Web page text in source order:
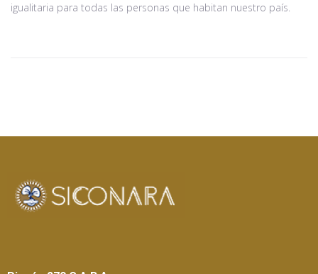
igualitaria para todas las personas que habitan nuestro país.